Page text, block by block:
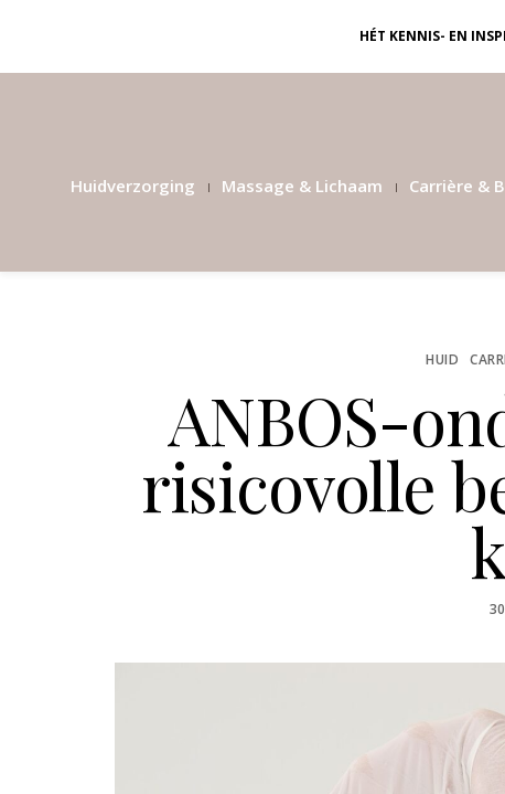
HÉT KENNIS- EN
Huidverzorging Massage & Lichaam Carrière &
HUID
ANBOS-
risicovolle